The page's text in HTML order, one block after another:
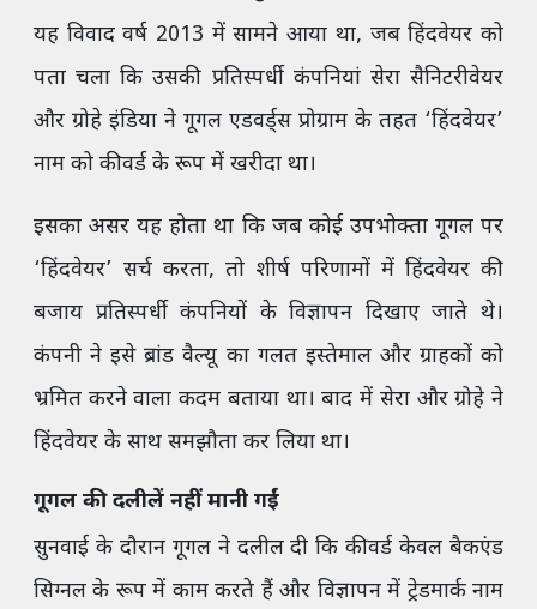
यह विवाद वर्ष 2013 में सामने आया था, जब हिंदवेयर को
पता चला कि उसकी प्रतिस्पर्धी कंपनियां सेरा सैनिटरीवेयर
और ग्रोहे इंडिया ने गूगल एडवर्ड्स प्रोग्राम के तहत ‘हिंदवेयर’
नाम को कीवर्ड के रूप में खरीदा था।
इसका असर यह होता था कि जब कोई उपभोक्ता गूगल पर
‘हिंदवेयर’ सर्च करता, तो शीर्ष परिणामों में हिंदवेयर की
बजाय प्रतिस्पर्धी कंपनियों के विज्ञापन दिखाए जाते थे।
कंपनी ने इसे ब्रांड वैल्यू का गलत इस्तेमाल और ग्राहकों को
भ्रमित करने वाला कदम बताया था। बाद में सेरा और ग्रोहे ने
हिंदवेयर के साथ समझौता कर लिया था।
गूगल की दलीलें नहीं मानी गईं
सुनवाई के दौरान गूगल ने दलील दी कि कीवर्ड केवल बैकएंड
सिग्नल के रूप में काम करते हैं और विज्ञापन में ट्रेडमार्क नाम